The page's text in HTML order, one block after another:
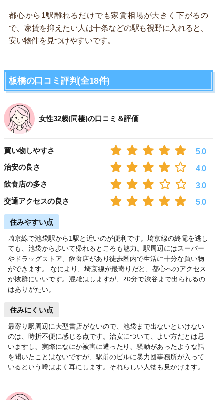
都心から1駅離れるだけでも家賃相場が大きく下がるの
で、家賃を抑えたい人は十条などの駅も視野に入れると、
安い物件を見つけやすいです。
板橋の口コミ評判(全18件)
女性32歳(同棲)の口コミ＆評価
買い物しやすさ
5.0
治安の良さ
4.0
飲食店の多さ
3.0
交通アクセスの良さ
5.0
住みやすい点
埼京線で池袋駅から1駅と近いのが便利です。埼京線の終電を逃し
ても、池袋から歩いて帰れるところも魅力。駅周辺にはスーパー
やドラッグストア、飲食店があり徒歩圏内で生活に十分な買い物
ができます。 なにより、埼京線が最寄りだと、都心へのアクセス
が抜群にいいです。混雑はしますが、20分で渋谷まで出られるの
はありがたい。
住みにくい点
最寄り駅周辺に大型書店がないので、池袋まで出ないといけない
のは、時折不便に感じる点です。治安について、よい方だとは思
いますし、実際になにか被害に遭ったり、騒動があったような話
を聞いたことはないですが、駅前のビルに暴力団事務所が入って
いるという噂はよく耳にします。それらしい人物も見かけます。